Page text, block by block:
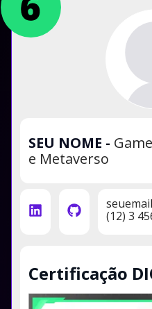
SEU NOME -
e Metaverso
(12) 3
Certificação